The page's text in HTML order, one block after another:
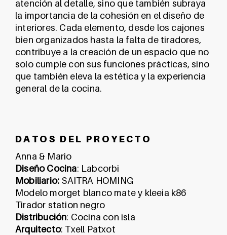
atención al detalle, sino que también subraya
la importancia de la cohesión en el diseño de
interiores. Cada elemento, desde los cajones
bien organizados hasta la falta de tiradores,
contribuye a la creación de un espacio que no
solo cumple con sus funciones prácticas, sino
que también eleva la estética y la experiencia
general de la cocina.
D A T O S D E L P R O Y E C T O
Anna & Mario
Diseño Cocina: Labcorbi
Mobiliario: SAITRA HOMING
Modelo morget blanco mate y kleeia k86
Tirador station negro
Distribución: Cocina con isla
Arquitecto: Txell Patxot